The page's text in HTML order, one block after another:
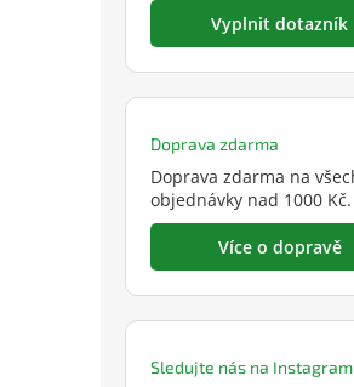
Vyplnit dotazník
Doprava zdarma
Doprava zdarma na
objednávky nad 1000 Kč.
Více o dopravě
Sledujte nás na